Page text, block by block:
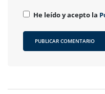
He leído y acepto la